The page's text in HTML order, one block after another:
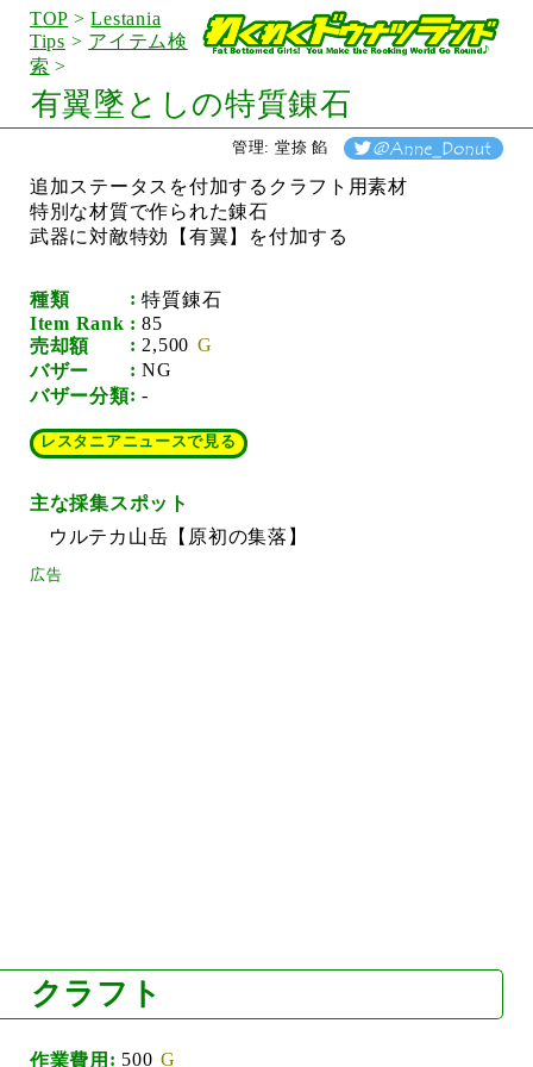
TOP >Lestania
Tips > アイテム検
索 >
有翼墜としの特質錬石
管理: 堂捺 餡
追加ステータスを付加するクラフト用素材
特別な材質で作られた錬石
武器に対敵特効【有翼】を付加する
種類
特質錬石
Item Rank
85
売却額
2,500
バザー
NG
バザー分類
-
レスタニアニュースで見る
主な採集スポット
ウルテカ山岳【原初の集落】
クラフト
作業費用 500